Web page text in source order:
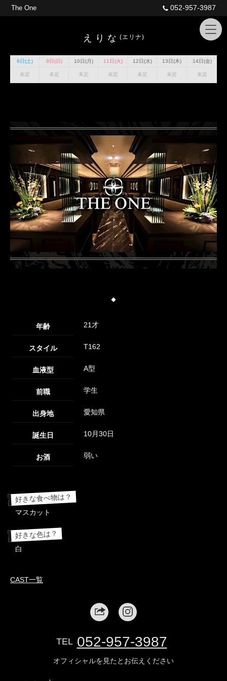
The One 052-957-3987
えりな (エリナ)
8日(土) 9日(日) 10日(月) 11日(火) 12日(水) 13日(木) 14日(金)
未定 未定 未定 未定 未定 未定 未定
◆
年齢 21才
スタイル T162
血液型 A型
前職 学生
出身地 愛知県
誕生日 10月30日
お酒 弱い
好きな食べ物は？
マスカット
好きな色は？
白
CAST一覧
TEL 052-957-3987
オフィシャルを見たとお伝えください